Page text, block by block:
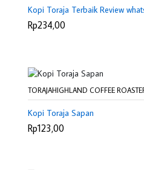
Kopi Toraja Terbaik Review
Rp234,00
TORAJAHIGHLAND COFFEE
Kopi Toraja Sapan
Rp123,00